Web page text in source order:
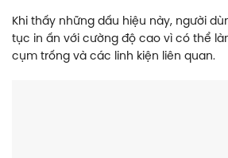
Khi thấy những dấu hiệu này, người
tục in ấn với cường độ cao vì có thể
cụm trống và các linh kiện liên quan.